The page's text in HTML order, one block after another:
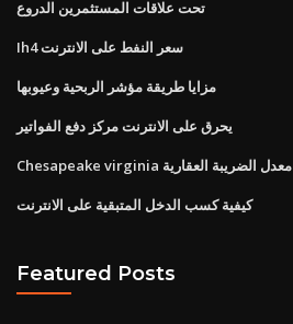
تحت علاقات المستثمرين الدروع
Ih4 سعر النفط على الانترنت
مزايا طريقة مؤشر الربحية وعيوبها
يحرق على الانترنت مركز دفع الفواتير
Chesapeake virginia معدل الضريبة العقارية
كيفية كسب الدخل المتبقية على الانترنت
Featured Posts